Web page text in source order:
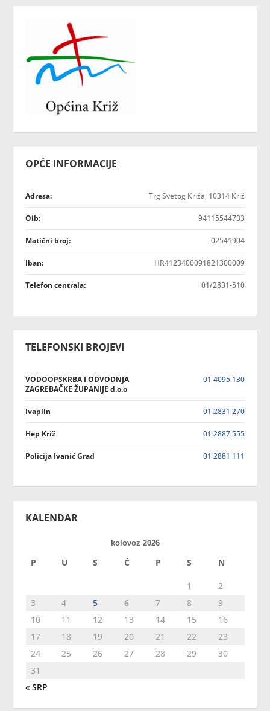
OPĆE INFORMACIJE
Adresa: Trg Svetog Križa, 10314 Križ
Oib: 94115544733
Matični broj: 02541904
Iban: HR4123400091821300009
Telefon centrala: 01/2831-510
TELEFONSKI BROJEVI
VODOOPSKRBA I ODVODNJA
ZAGREBAČKE ŽUPANIJE d.o.o
01 4095 130
Ivaplin 01 2831 270
Hep Križ 01 2887 555
Policija Ivanić Grad 01 2881 111
KALENDAR
kolovoz 2026
P U S Č P S N
1
2
3
4 5 6 7 8
9
10
11 12 13 14 15
16
17
18 19 20 21 22
23
24
25 26 27 28 29
30
31
« SRP